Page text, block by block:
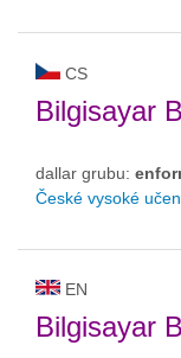
CS
Bilgisayar
dallar grubu:
České vysoké
EN
Bilgisayar